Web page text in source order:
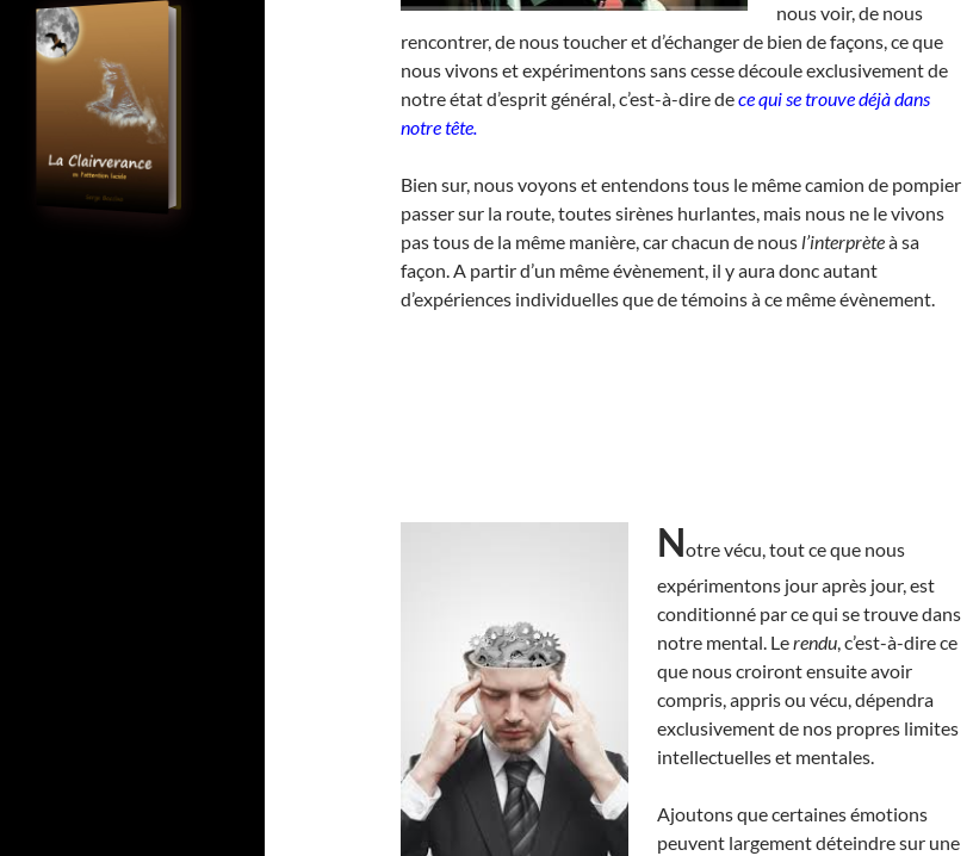
nous voir, de nous
rencontrer, de nous toucher et d’échanger de bien de façons, ce que
nous vivons et expérimentons sans cesse découle exclusivement de
notre état d’esprit général, c’est-à-dire dece qui se trouve déjà dans
notre tête.
Bien sur, nous voyons et entendons tous le même camion de pompier
passer sur la route, toutes sirènes hurlantes, mais nous ne le vivons
pas tous de la même manière, car chacun de nous l’interprèteà sa
façon. A partir d’un même évènement, il y aura donc autant
d’expériences individuelles que de témoins à ce même évènement.
Notre vécu, tout ce que nous
expérimentons jour après jour, est
conditionné par ce qui se trouve dans
notre mental. Lerendu, c’est-à-dire ce
que nous croiront ensuite avoir
compris, appris ou vécu, dépendra
exclusivement de nos propres limites
intellectuelles et mentales.
Ajoutons que certaines émotions
peuvent largement déteindre sur une